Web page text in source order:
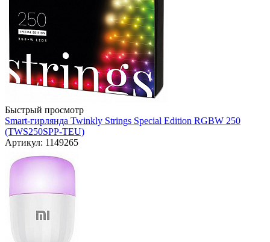
Быстрый просмотр
Smart-гирлянда Twinkly Strings Special Edition RGBW 250
(TWS250SPP-TEU)
Артикул: 1149265